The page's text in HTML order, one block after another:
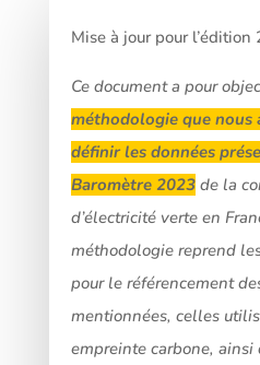
Mise à jour pour l’édition
Ce document a pour
méthodologie que nous
définir les données
Baromètre 2023de la
d’électricité verte en
méthodologie reprend
pour le référencement
mentionnées, celles
empreinte carbone, ainsi